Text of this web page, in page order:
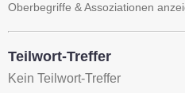
Oberbegriffe & Assoziationen
Teilwort-Treffer
Kein Teilwort-Treffer